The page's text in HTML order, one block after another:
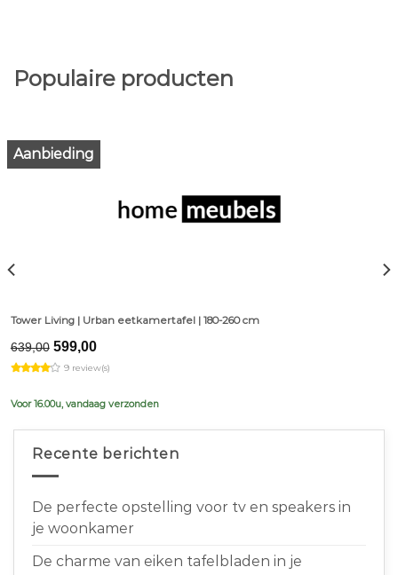
Populaire producten
Aanbieding
Tower Living | Urban eetkamertafel | 180-260 cm
639,00 Original
price
was:
599,00Current
is:
9 review(s)
Voor 16.00u, vandaag verzonden
Recente berichten
De perfecte opstelling voor tv en speakers in
je woonkamer
De charme van eiken tafelbladen in je